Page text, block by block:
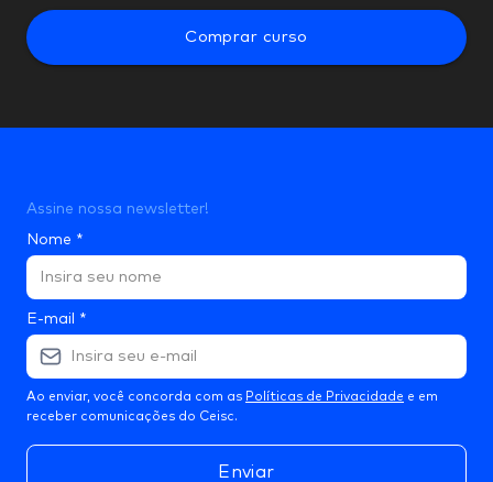
Comprar curso
Assine nossa newsletter!
Nome *
E-mail *
Ao enviar, você concorda com as Políticas de Privacidade e em
receber comunicações do Ceisc.
Enviar